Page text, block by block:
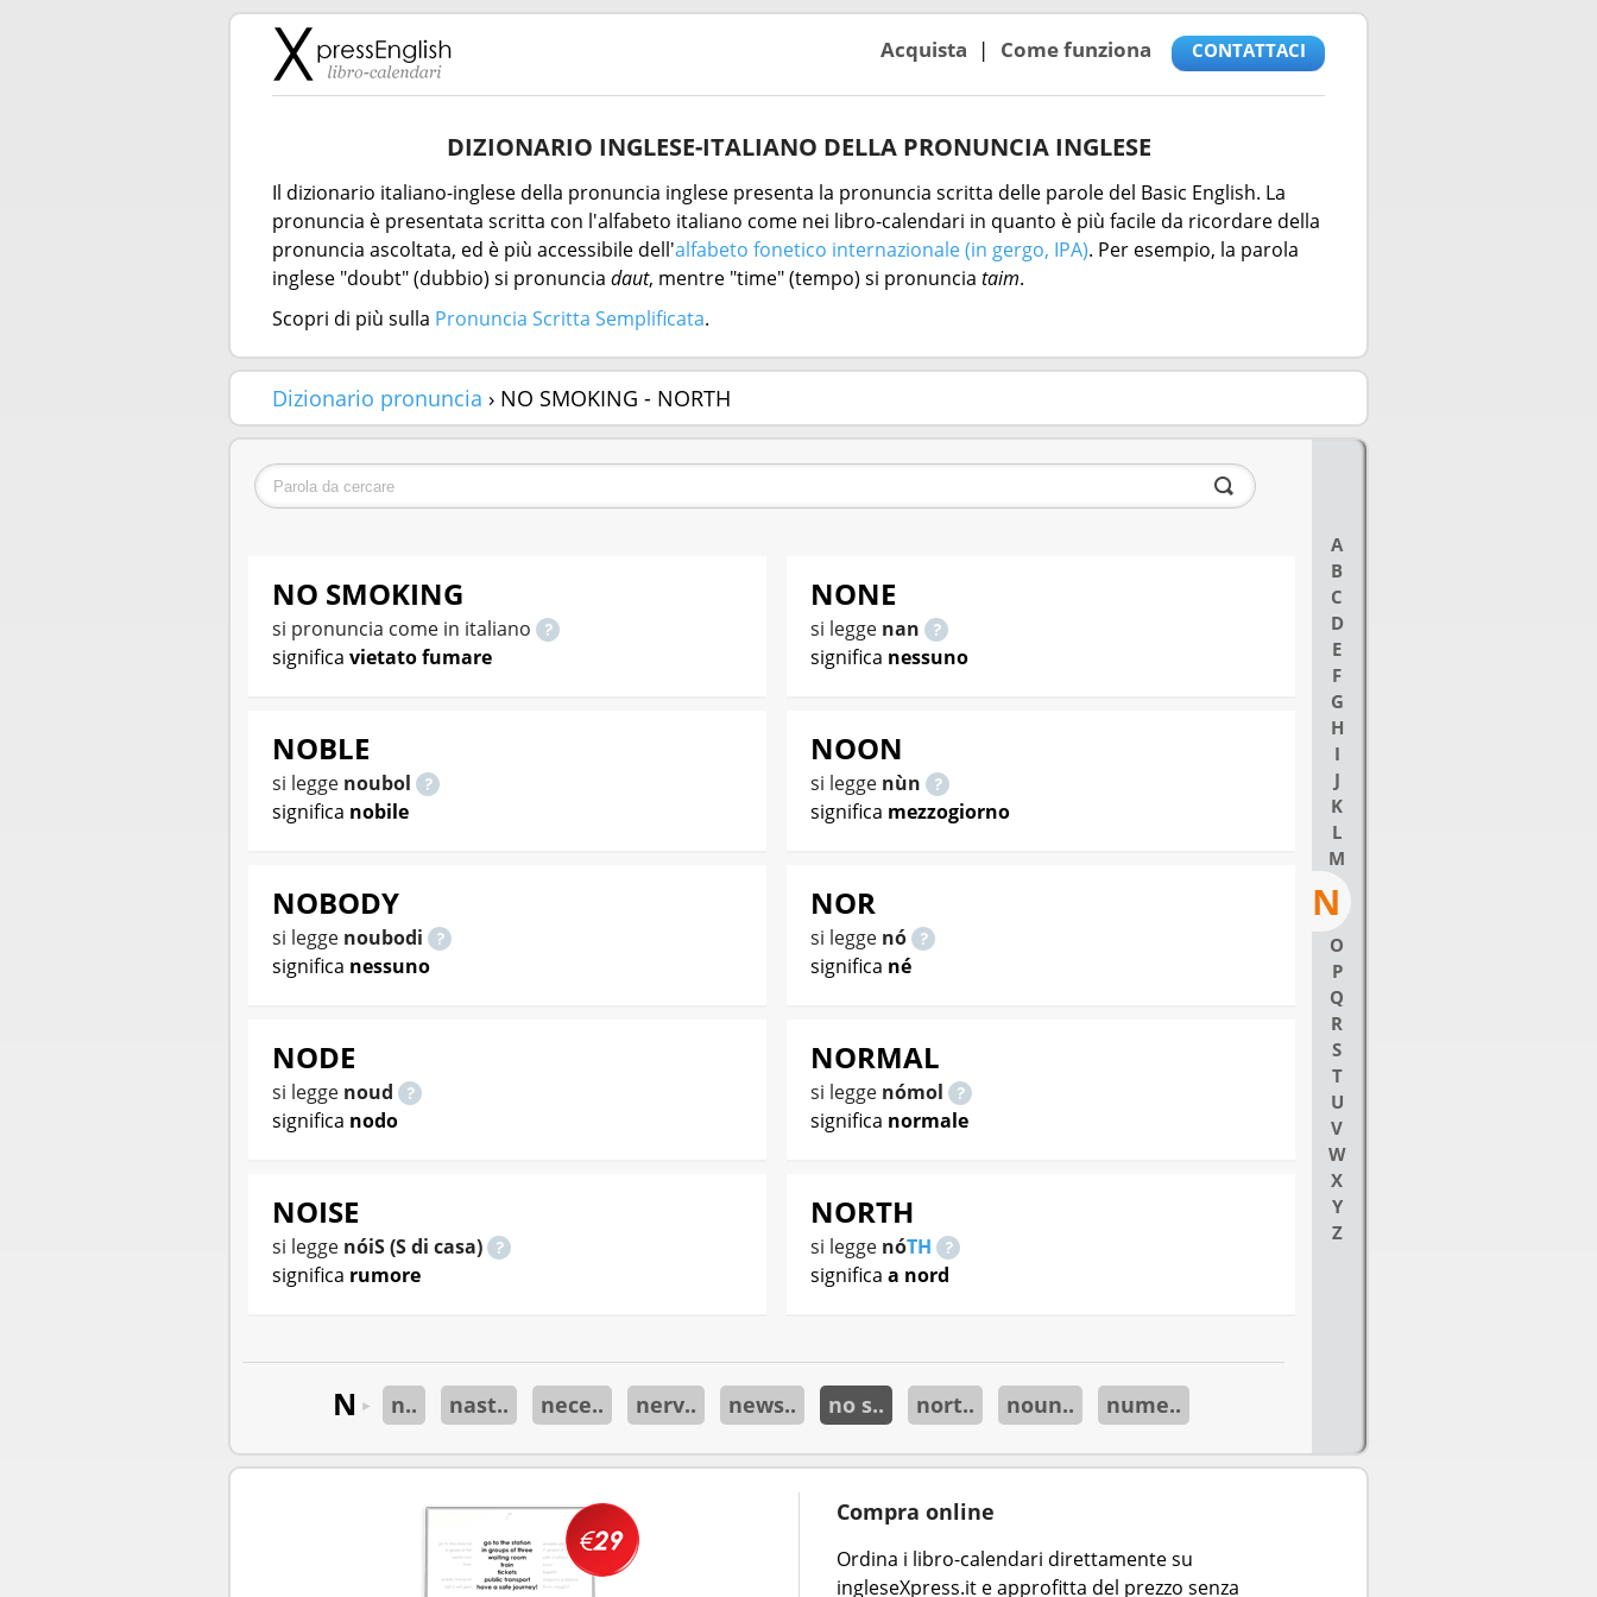
Acquista Come funziona CONTATTACI
DIZIONARIO INGLESE-ITALIANO DELLA PRONUNCIA INGLESE
Il dizionario italiano-inglese della pronuncia inglese presenta la pronuncia scritta delle parole del Basic English. La
pronuncia è presentata scritta con l'alfabeto italiano come nei libro-calendari in quanto è più facile da ricordare della
pronuncia ascoltata, ed è più accessibile dell'alfabeto fonetico internazionale (in gergo, IPA). Per esempio, la parola
inglese "doubt" (dubbio) si pronuncia daut, mentre "time" (tempo) si pronuncia taim.
Scopri di più sulla Pronuncia Scritta Semplificata.
Dizionario pronuncia › NO SMOKING - NORTH
A
B
C
D
E
F
G
H
I
J
K
L
M
N
O
P
Q
R
S
T
U
V
W
X
Y
Z
NO SMOKING
si pronuncia come in italiano
significa vietato fumare
NOBLE
si legge noubol
significa nobile
NOBODY
si legge noubodi
significa nessuno
NODE
si legge noud
significa nodo
NOISE
si legge nóiS (S di casa)
significa rumore
NONE
si legge nan
significa nessuno
NOON
si legge nùn
significa mezzogiorno
NOR
si legge nó
significa né
NORMAL
si legge nómol
significa normale
NORTH
si legge nóTH
significa a nord
N ► n.. nast.. nece.. nerv.. news.. no s.. nort.. noun.. nume..
Compra online
Ordina i libro-calendari direttamente su
ingleseXpress.it e approfitta del prezzo senza